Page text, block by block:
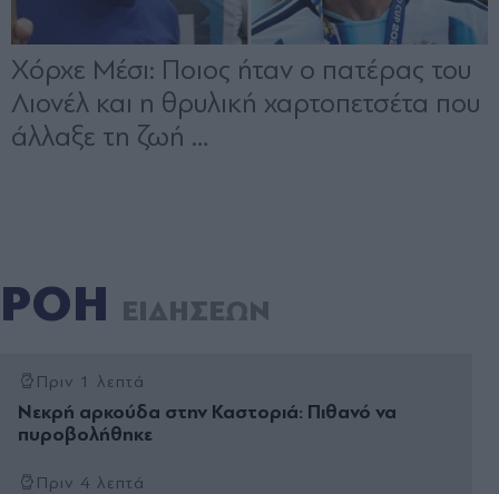
ΡΟΗ ΕΙΔΗΣΕΩΝ
Πριν 1 λεπτά
Νεκρή αρκούδα στην Καστοριά: Πιθανό να
πυροβολήθηκε
Πριν 4 λεπτά